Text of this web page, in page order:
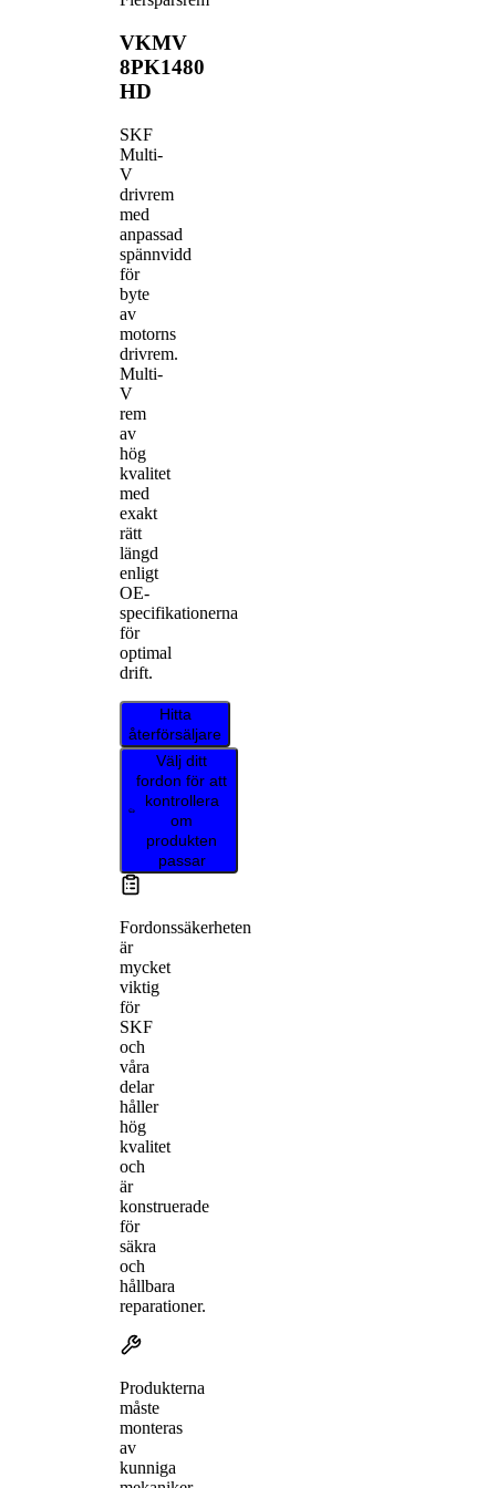
VKMV
8PK1480
HD
SKF
Multi-
V
drivrem
med
anpassad
spännvidd
för
byte
av
motorns
drivrem.
Multi-
V
rem
av
hög
kvalitet
med
exakt
rätt
längd
enligt
OE-
specifikationerna
för
optimal
drift.
Hitta
återförsäljare
Välj ditt
fordon för att
kontrollera
om
produkten
passar
Fordonssäkerheten
är
mycket
viktig
för
SKF
och
våra
delar
håller
hög
kvalitet
och
är
konstruerade
för
säkra
och
hållbara
reparationer.
Produkterna
måste
monteras
av
kunniga